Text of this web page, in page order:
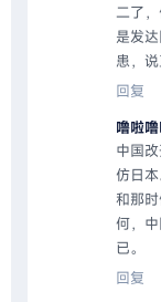
二了
是发
患，
回复
噜啦
中国
仿日
和那
何，
已。
回复